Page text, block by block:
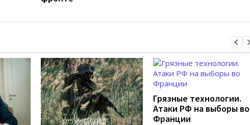
Грязные технологии.
Атаки РФ на выборы во
Франции